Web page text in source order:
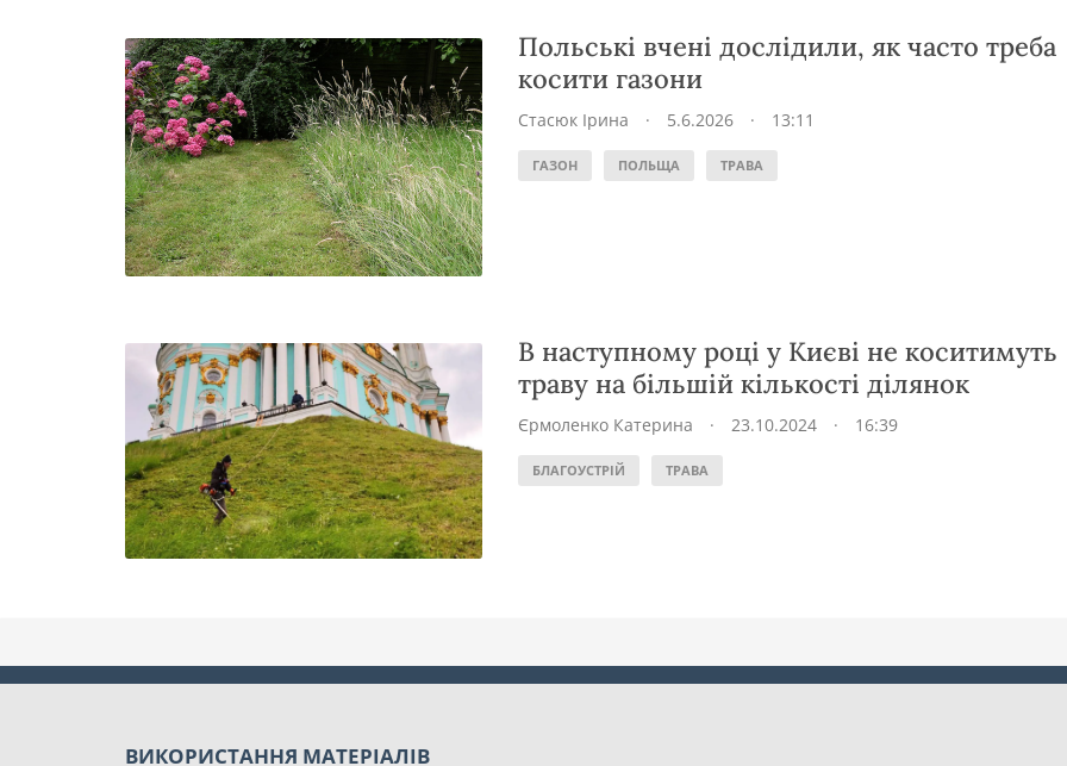
Польські вчені дослідили, як часто треба
косити газони
Стасюк Ірина · 5.6.2026 · 13:11
ГАЗОН ПОЛЬЩА ТРАВА
В наступному році у Києві не коситимуть
траву на більшій кількості ділянок
Єрмоленко Катерина · 23.10.2024 · 16:39
БЛАГОУСТРІЙ ТРАВА
ВИКОРИСТАННЯ МАТЕРІАЛІВ